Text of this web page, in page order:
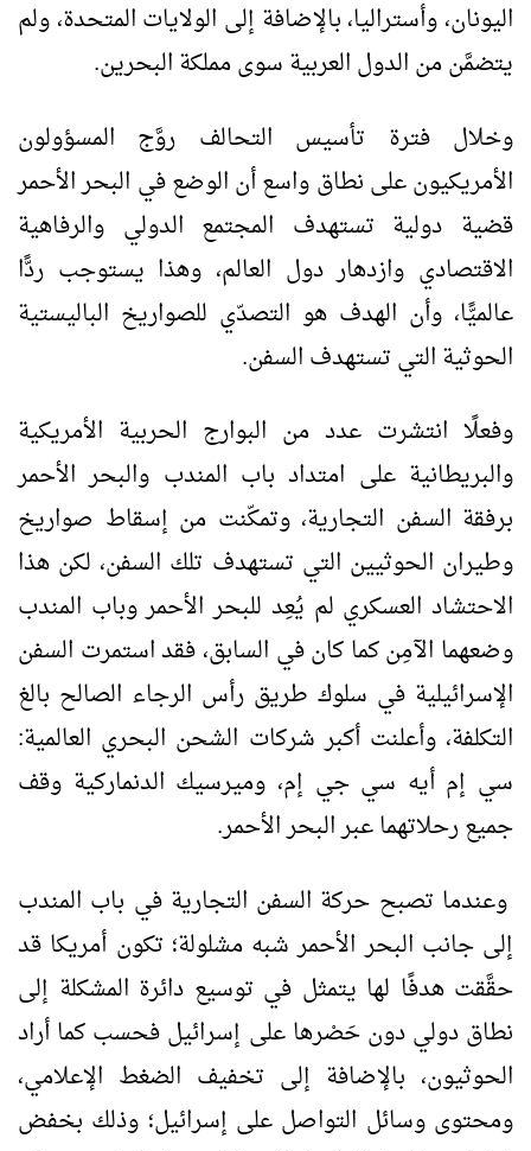
اليونان، وأستراليا، بالإضافة إلى الولايات المتحدة، ولم
يتضمَّن من الدول العربية سوى مملكة البحرين.
وخلال فترة تأسيس التحالف روَّج المسؤولون
الأمريكيون على نطاق واسع أن الوضع في البحر الأحمر
قضية دولية تستهدف المجتمع الدولي والرفاهية
الاقتصادي وازدهار دول العالم، وهذا يستوجب ردًّا
عالميًّا، وأن الهدف هو التصدّي للصواريخ الباليستية
الحوثية التي تستهدف السفن.
وفعلًا انتشرت عدد من البوارج الحربية الأمريكية
والبريطانية على امتداد باب المندب والبحر الأحمر
برفقة السفن التجارية، وتمكّنت من إسقاط صواريخ
وطيران الحوثيين التي تستهدف تلك السفن، لكن هذا
الاحتشاد العسكري لم يُعِد للبحر الأحمر وباب المندب
وضعهما الآمِن كما كان في السابق، فقد استمرت السفن
الإسرائيلية في سلوك طريق رأس الرجاء الصالح بالغ
التكلفة، وأعلنت أكبر شركات الشحن البحري العالمية:
سي إم أيه سي جي إم، وميرسيك الدنماركية وقف
جميع رحلاتهما عبر البحر الأحمر.
وعندما تصبح حركة السفن التجارية في باب المندب
إلى جانب البحر الأحمر شبه مشلولة؛ تكون أمريكا قد
حقَّقت هدفًا لها يتمثل في توسيع دائرة المشكلة إلى
نطاق دولي دون حَصْرها على إسرائيل فحسب كما أراد
الحوثيون، بالإضافة إلى تخفيف الضغط الإعلامي،
ومحتوى وسائل التواصل على إسرائيل؛ وذلك بخفض